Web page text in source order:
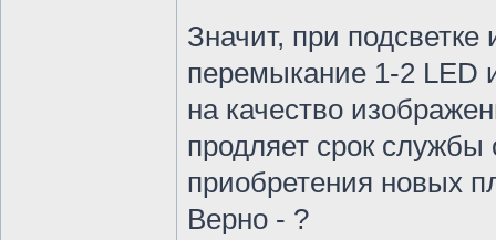
Значит, при
перемыкание 1-2 LED
на качество
продляет срок службы
приобретения новых
Верно - ?